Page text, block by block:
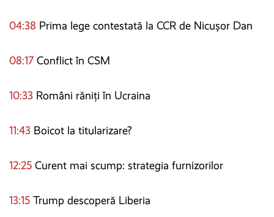
04:38 Prima lege contestată la CCR de Nicușor Dan
08:17 Conflict în CSM
10:33 Români răniți în Ucraina
11:43 Boicot la titularizare?
12:25 Curent mai scump: strategia furnizorilor
13:15 Trump descoperă Liberia